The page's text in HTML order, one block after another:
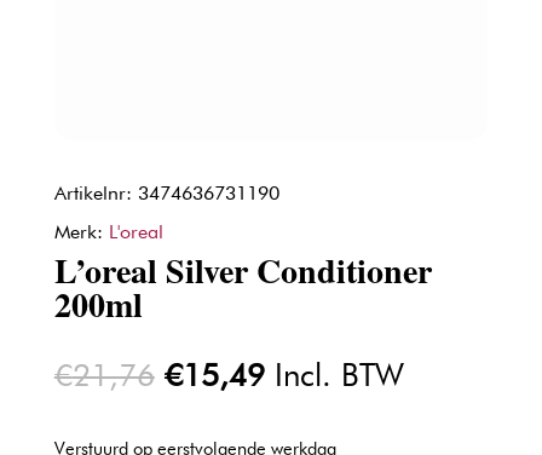
Artikelnr: 3474636731190
Merk: L'oreal
L’oreal Silver Conditioner
200ml
€21,76 Oorspronkelijke
was:
€15,49Huidige
is:
Incl. BTW
Verstuurd op eerstvolgende werkdag